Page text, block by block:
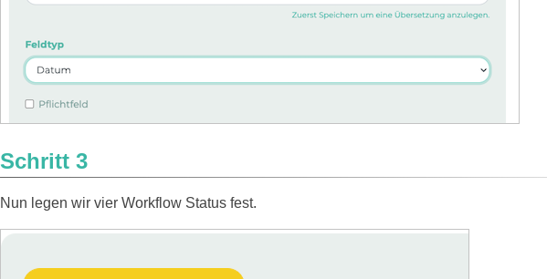
Schritt 3
Nun legen wir vier Workflow Status fest.